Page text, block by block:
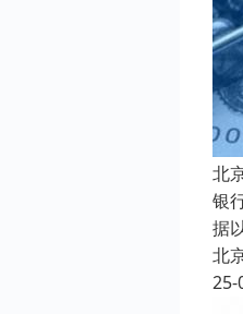
北
银
据
北
25-